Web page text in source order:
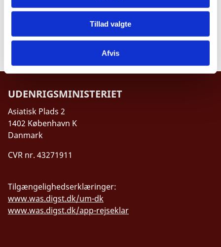
Tillad valgte
Afvis
UDENRIGSMINISTERIET
Asiatisk Plads 2
1402 København K
Danmark
CVR nr. 43271911
Tilgængelighedserklæringer:
www.was.digst.dk/um-dk
www.was.digst.dk/app-rejseklar